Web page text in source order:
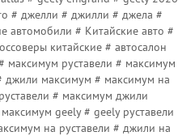
# джелли # джилли # джела #
автомобили # Китайские авто #
китайские # автосалон
максимум руставели # максимум
джили максимум # максимум на
# максимум джили
geely # geely руставели
на руставели # джили на